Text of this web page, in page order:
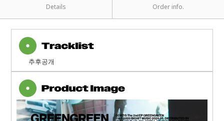
Details Order info.
추후공개